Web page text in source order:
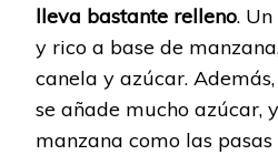
lleva bastante relleno.
y rico a base de
canela y azúcar.
se añade mucho azúcar,
manzana como las